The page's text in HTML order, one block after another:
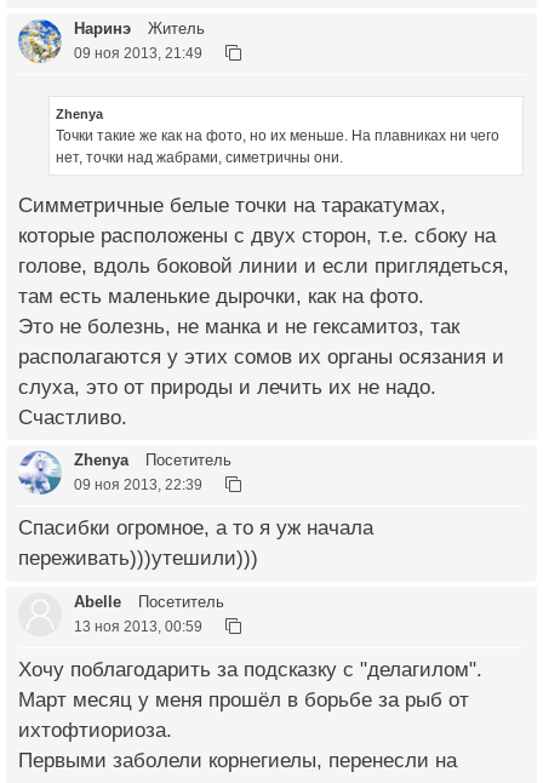
Наринэ Житель
09 ноя 2013, 21:49
Zhenya
Точки такие же как на фото, но их меньше. На плавниках ни чего
нет, точки над жабрами, симетричны они.
Симметричные белые точки на таракатумах,
которые расположены с двух сторон, т.е. сбоку на
голове, вдоль боковой линии и если приглядеться,
там есть маленькие дырочки, как на фото.
Это не болезнь, не манка и не гексамитоз, так
располагаются у этих сомов их органы осязания и
слуха, это от природы и лечить их не надо.
Счастливо.
Zhenya Посетитель
09 ноя 2013, 22:39
Спасибки огромное, а то я уж начала
переживать)))утешили)))
Abelle Посетитель
13 ноя 2013, 00:59
Хочу поблагодарить за подсказку с "делагилом".
Март месяц у меня прошёл в борьбе за рыб от
ихтофтиориоза.
Первыми заболели корнегиелы, перенесли на